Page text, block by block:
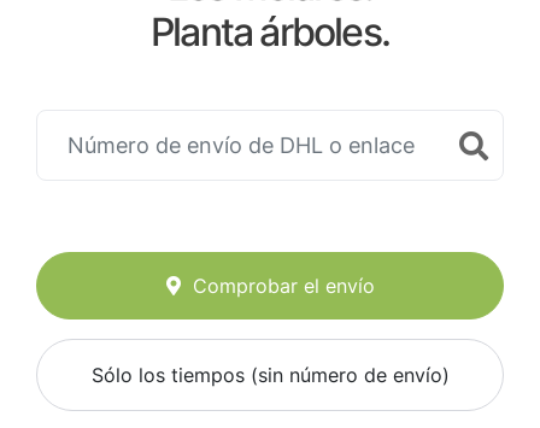
Planta árboles.
Comprobar el envío
Sólo los tiempos (sin número de envío)